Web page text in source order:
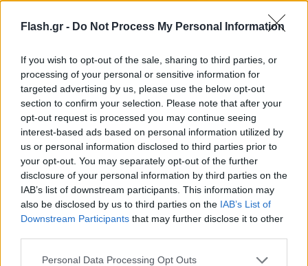
Flash.gr - Do Not Process My Personal Information
If you wish to opt-out of the sale, sharing to third parties, or
processing of your personal or sensitive information for
targeted advertising by us, please use the below opt-out
section to confirm your selection. Please note that after your
opt-out request is processed you may continue seeing
interest-based ads based on personal information utilized by
us or personal information disclosed to third parties prior to
your opt-out. You may separately opt-out of the further
disclosure of your personal information by third parties on the
IAB’s list of downstream participants. This information may
also be disclosed by us to third parties on the IAB’s List of
Downstream Participants that may further disclose it to other
Please note that this website/app uses one or more Google
Personal Data Processing Opt Outs
Θύμα του Ντόναλντ Τραμπ και η κούκλα Barbie
αυξήσει τις τιμές της για να αντισταθμίσει τον αντίκτυπο των
δασμών που επέβαλε ο Αμερικανός πρόεδρος στην Κίνα
05.02.2025 17:29
Συντακτική
Ομάδα
Flash.gr